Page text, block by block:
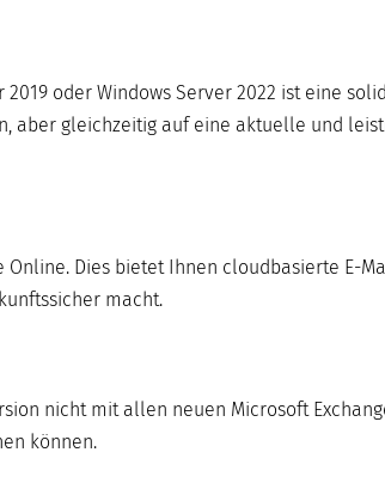
oder Windows Server 2022 ist eine
aber gleichzeitig auf eine aktuelle und
Online. Dies bietet Ihnen cloudbasierte E-
macht.
nicht mit allen neuen Microsoft
können.